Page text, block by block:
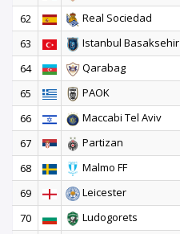
62
Real Sociedad
63
Istanbul Basaksehir
64
Qarabag
65
PAOK
66
Maccabi Tel Aviv
67
Partizan
68
Malmo FF
69
Leicester
70
Ludogorets